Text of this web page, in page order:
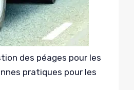
des péages pour les
pratiques pour les